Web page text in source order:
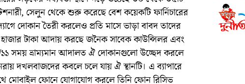
সেলুন থেকে শুরু করেছে বেশ কয়েকটি ফার্নিচারের
দোকান তৈরী করলেও প্রতি মাসে ভাড়া বাবদ তাদের
টাকা আদায় করছে জনৈক সাবেক কাউন্সিলর এবং
১১ সময় ভ্রাম্যমান আদালত ঐ দোকানগুলো উচ্ছেদ করলে
দখলবাজদের কবলে চলে যায় ঐ স্থানটি। এ ব্যাপারে
মোবাইল ফোনে যোগাযোগ করলে তিনি ফোন রিসিভ